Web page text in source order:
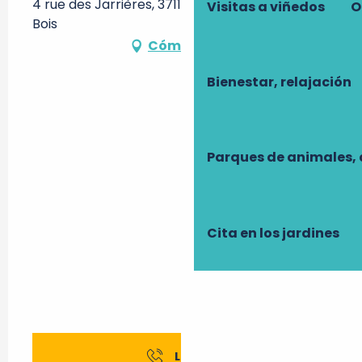
Visitas a viñedos
Bienestar, relajación
Parques de
Cita en los jardines
4 rue des Jarrières, 37110 Dame-Marie-les-
Bois
Cómo llegar
Llamar